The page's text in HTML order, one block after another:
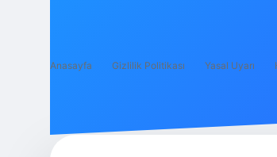
Anasayfa Gizlilik Politikası Yasal Uyarı